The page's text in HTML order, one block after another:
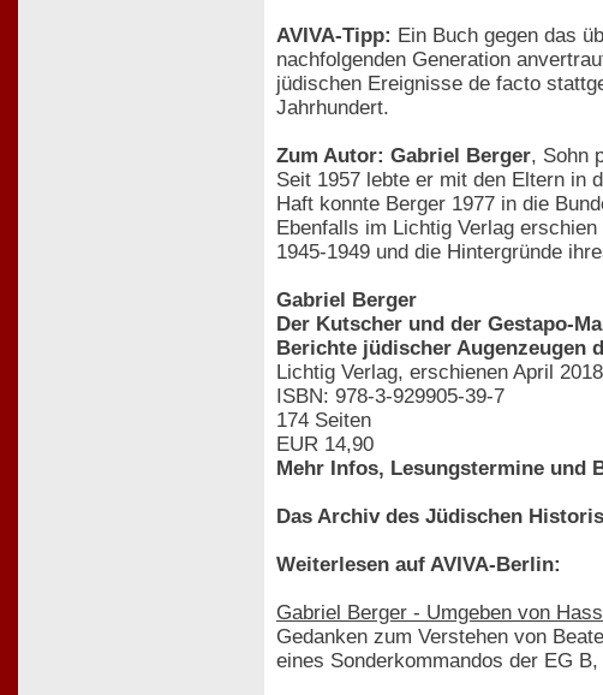
AVIVA-Tipp: Ein Buch gegen das
nachfolgenden Generation
jüdischen Ereignisse de facto
Jahrhundert.
Zum Autor: Gabriel Berger, Sohn
Seit 1957 lebte er mit den Eltern in
Haft konnte Berger 1977 in die
Ebenfalls im Lichtig Verlag
1945-1949 und die Hintergründe
Gabriel Berger
Der Kutscher und der Gestapo-
Berichte jüdischer Augenzeugen
Lichtig Verlag, erschienen April 2018
ISBN: 978-3-929905-39-7
174 Seiten
EUR 14,90
Mehr Infos, Lesungstermine und
Das Archiv des Jüdischen
Weiterlesen auf AVIVA-Berlin:
Gabriel Berger - Umgeben von
Gedanken zum Verstehen von
eines Sonderkommandos der EG